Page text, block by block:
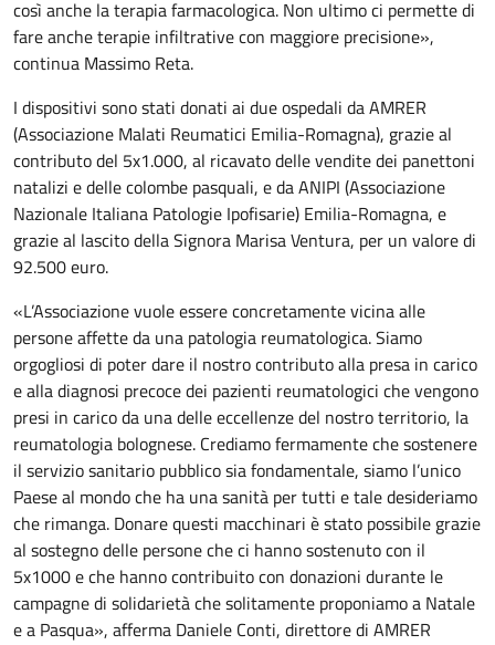
così anche la terapia farmacologica. Non ultimo ci permette di
fare anche terapie infiltrative con maggiore precisione»,
continua Massimo Reta.
I dispositivi sono stati donati ai due ospedali da AMRER
(Associazione Malati Reumatici Emilia-Romagna), grazie al
contributo del 5x1.000, al ricavato delle vendite dei panettoni
natalizi e delle colombe pasquali, e da ANIPI (Associazione
Nazionale Italiana Patologie Ipofisarie) Emilia-Romagna, e
grazie al lascito della Signora Marisa Ventura, per un valore di
92.500 euro.
«L’Associazione vuole essere concretamente vicina alle
persone affette da una patologia reumatologica. Siamo
orgogliosi di poter dare il nostro contributo alla presa in carico
e alla diagnosi precoce dei pazienti reumatologici che vengono
presi in carico da una delle eccellenze del nostro territorio, la
reumatologia bolognese. Crediamo fermamente che sostenere
il servizio sanitario pubblico sia fondamentale, siamo l’unico
Paese al mondo che ha una sanità per tutti e tale desideriamo
che rimanga. Donare questi macchinari è stato possibile grazie
al sostegno delle persone che ci hanno sostenuto con il
5x1000 e che hanno contribuito con donazioni durante le
campagne di solidarietà che solitamente proponiamo a Natale
e a Pasqua», afferma Daniele Conti, direttore di AMRER